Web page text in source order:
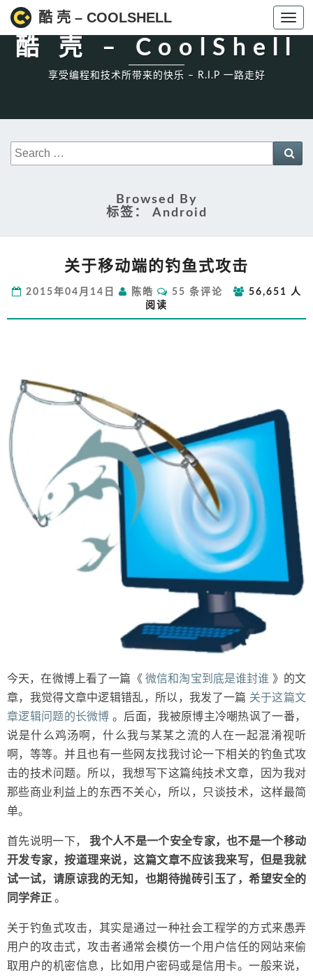
酷 壳 – COOLSHELL
High一下!
酷 壳 – CoolShell
享受编程和技术所带来的快乐 – R.I.P 一路走好
Search
for:
Browsed By
标签： Android
于
动
端
关于移动端的钓鱼式攻击
2015年04月14日 陈皓
评
55 条评论
56,651 人
阅读
今天，在微博上看了一篇《 微信和淘宝到底是谁封谁 》的文
章，我觉得文章中逻辑错乱，所以，我发了一篇 关于这篇文
章逻辑问题的长微博。后面，我被原博主冷嘲热讽了一番，
说是什么鸡汤啊，什么我与某某之流的人在一起混淆视听
啊，等等。并且也有一些网友找我讨论一下相关的钓鱼式攻
击的技术问题。所以，我想写下这篇纯技术文章，因为我对
那些商业利益上的东西不关心，所以，只谈技术，这样最简
单。
首先说明一下，我个人不是一个安全专家，也不是一个移动
开发专家，按道理来说，这篇文章不应该我来写，但是我就
试一试，请原谅我的无知，也期待抛砖引玉了，希望安全的
同学斧正 。
关于钓鱼式攻击，其实是通过一种社会工程学的方式来愚弄
用户的攻击式，攻击者通常会模仿一个用户信任的网站来偷
取用户的机密信息，比如用户密码或是信用卡。一般来说，